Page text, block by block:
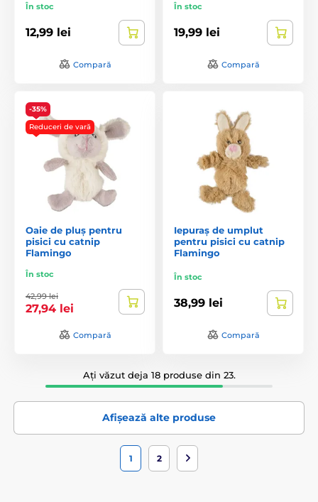
În stoc
12,99 lei
Compară
În stoc
19,99 lei
Compară
-35%
Reduceri de vară
Oaie de pluș pentru
pisici cu catnip
Flamingo
În stoc
42,99 lei
27,94 lei
Compară
Iepuraș de umplut
pentru pisici cu catnip
Flamingo
În stoc
38,99 lei
Compară
Ați văzut deja 18 produse din 23.
Afișează alte produse
1 2